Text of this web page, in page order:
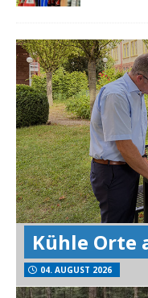
Kühle Orte
04. AUGUST 2026